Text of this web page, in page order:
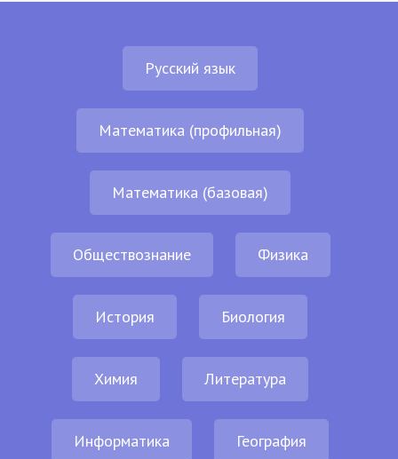
Русский язык
Математика (профильная)
Математика (базовая)
Обществознание Физика
История Биология
Химия Литература
Информатика География